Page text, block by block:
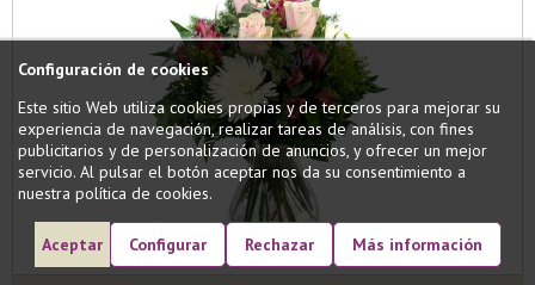
Configuración de cookies
Este sitio Web utiliza cookies propias y de terceros para mejorar su
experiencia de navegación, realizar tareas de análisis, con fines
publicitarios y de personalización de anuncios, y ofrecer un mejor
servicio. Al pulsar el botón aceptar nos da su consentimiento a
nuestra política de cookies.
Aceptar Configurar Rechazar Más información